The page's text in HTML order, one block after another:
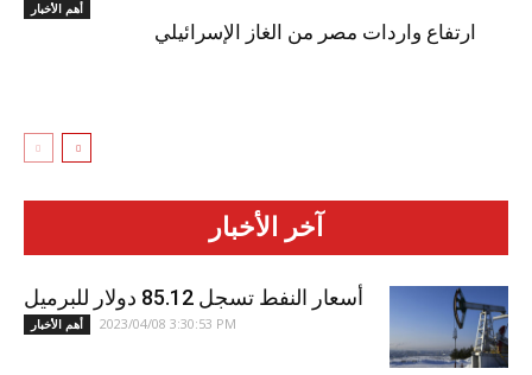
أهم الأخبار
ارتفاع واردات مصر من الغاز الإسرائيلي
آخر الأخبار
أسعار النفط تسجل 85.12 دولار للبرميل
أهم الأخبار 2023/04/08 3:30:53 PM